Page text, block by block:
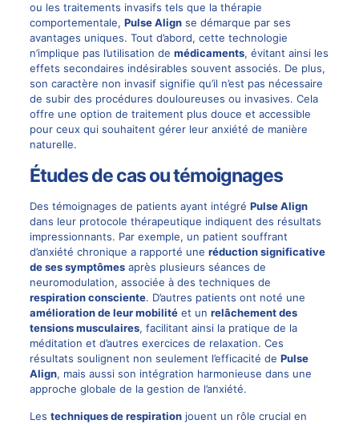
ou les traitements invasifs tels que la thérapie
comportementale, Pulse Alignse démarque par ses
avantages uniques. Tout d’abord, cette technologie
n’implique pas l’utilisation de médicaments, évitant ainsi les
effets secondaires indésirables souvent associés. De plus,
son caractère non invasif signifie qu’il n’est pas nécessaire
de subir des procédures douloureuses ou invasives. Cela
offre une option de traitement plus douce et accessible
pour ceux qui souhaitent gérer leur anxiété de manière
naturelle.
Études de cas ou témoignages
Des témoignages de patients ayant intégré Pulse Align
dans leur protocole thérapeutique indiquent des résultats
impressionnants. Par exemple, un patient souffrant
d’anxiété chronique a rapporté une réduction significative
de ses symptômesaprès plusieurs séances de
neuromodulation, associée à des techniques de
respiration consciente. D’autres patients ont noté une
amélioration de leur mobilitéet un relâchement des
tensions musculaires, facilitant ainsi la pratique de la
méditation et d’autres exercices de relaxation. Ces
résultats soulignent non seulement l’efficacité de Pulse
Align, mais aussi son intégration harmonieuse dans une
approche globale de la gestion de l’anxiété.
Les techniques de respirationjouent un rôle crucial en